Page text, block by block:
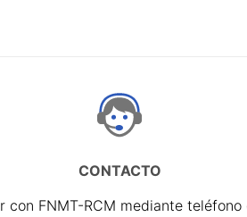
CONTACTO
con FNMT-RCM mediante teléfono